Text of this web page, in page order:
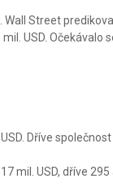
Street
USD. Očekávalo
Dříve
mil. USD, dříve